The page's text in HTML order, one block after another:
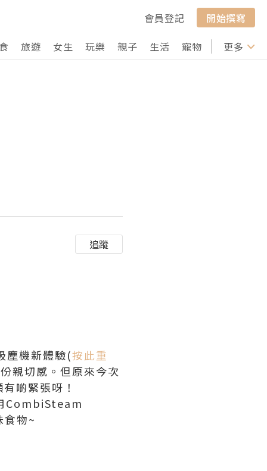
會員登記
開始撰寫
旅遊 女生 玩樂 親子 生活 寵物 行山 打卡
更多
追蹤
塵機新體驗(按此重
親切感。但原來今次
啲緊張呀！
CombiSteam
物~